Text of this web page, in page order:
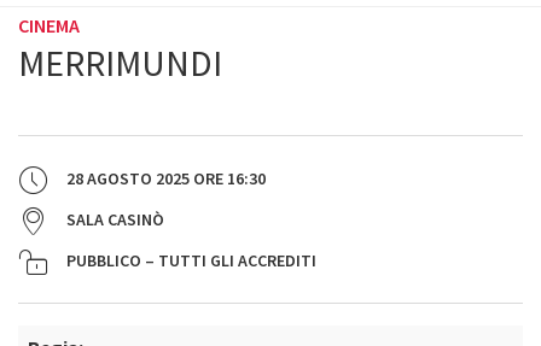
CINEMA
MERRIMUNDI
28 AGOSTO 2025 ORE 16:30
SALA CASINÒ
PUBBLICO – TUTTI GLI ACCREDITI